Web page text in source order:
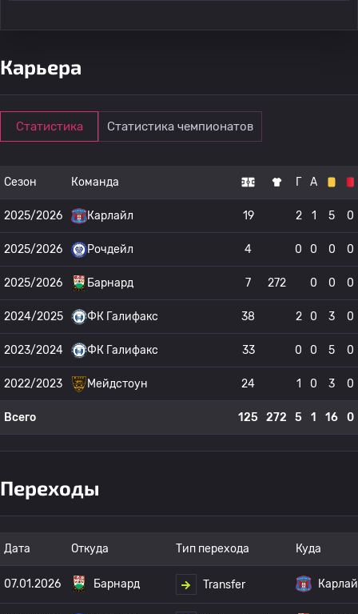
Карьера
Статистика Статистика чемпионатов
Сезон Команда Г А
2025/2026 Карлайл 19 2 1 5 0
2025/2026 Рочдейл 4 0 0 0 0
2025/2026 Барнард 7 272 0 0 0
2024/2025 ФК Галифакс 38 2 0 3 0
2023/2024 ФК Галифакс 33 0 0 5 0
2022/2023 Мейдстоун 24 1 0 3 0
Всего 125 272 5 1 16 0
Переходы
Дата Откуда Тип перехода Куда
07.01.2026 Барнард Transfer